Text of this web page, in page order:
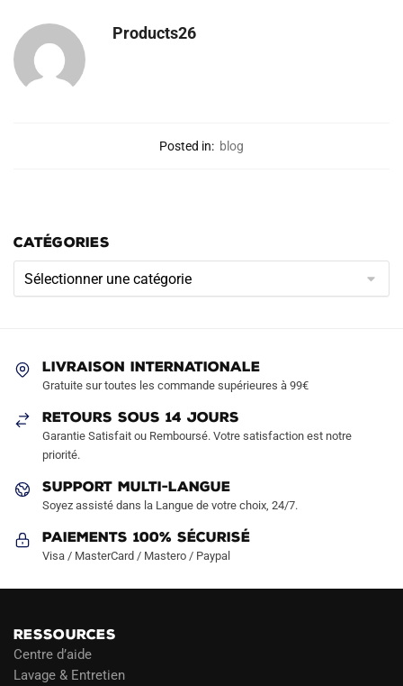
Products26
Posted in: blog
CATÉGORIES
Catégories
LIVRAISON INTERNATIONALE
Gratuite sur toutes les commande supérieures à 99€
RETOURS SOUS 14 JOURS
Garantie Satisfait ou Remboursé. Votre satisfaction est notre
priorité.
SUPPORT MULTI-LANGUE
Soyez assisté dans la Langue de votre choix, 24/7.
Paiements 100% Sécurisé
Visa / MasterCard / Mastero / Paypal
RESSOURCES
Centre d’aide
Lavage & Entretien